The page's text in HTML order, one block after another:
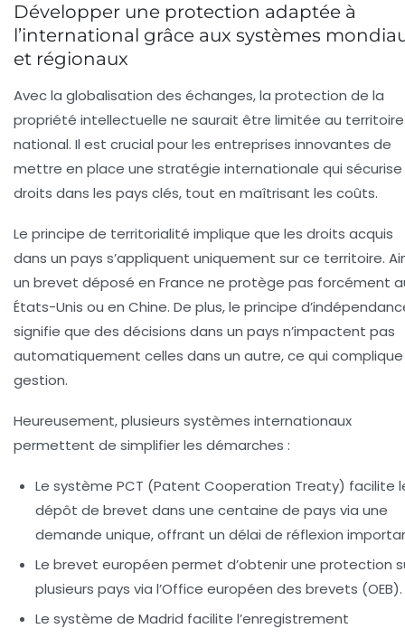
Développer une protection adaptée à
l’international grâce aux systèmes
et régionaux
Avec la globalisation des échanges, la protection de la
propriété intellectuelle ne saurait être limitée au territoire
national. Il est crucial pour les entreprises innovantes de
mettre en place une stratégie internationale qui sécurise
droits dans les pays clés, tout en maîtrisant les coûts.
Le principe de territorialité implique que les droits acquis
dans un pays s’appliquent uniquement sur ce territoire.
un brevet déposé en France ne protège pas forcément
États-Unis ou en Chine. De plus, le principe
signifie que des décisions dans un pays n’impactent pas
automatiquement celles dans un autre, ce qui
gestion.
Heureusement, plusieurs systèmes internationaux
permettent de simplifier les démarches :
Le système PCT (Patent Cooperation Treaty) facilite
dépôt de brevet dans une centaine de pays via une
demande unique, offrant un délai de réflexion
Le brevet européen permet d’obtenir une protection
plusieurs pays via l’Office européen des brevets (OEB).
Le système de Madrid facilite l’enregistrement